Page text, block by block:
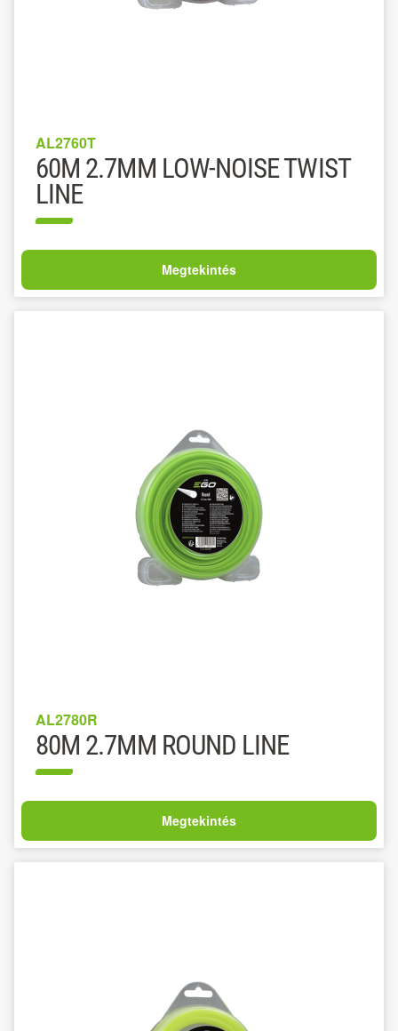
AL2760T
60M 2.7MM LOW-NOISE TWIST
LINE
Megtekintés
AL2780R
80M 2.7MM ROUND LINE
Megtekintés